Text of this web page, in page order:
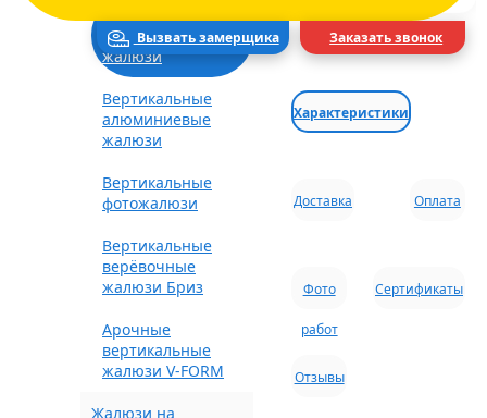
Вызвать замерщика Заказать звонок
мультифактурные
жалюзи
Вертикальные
алюминиевые
жалюзи
Вертикальные
фотожалюзи
Вертикальные
верёвочные
жалюзи Бриз
Арочные
вертикальные
жалюзи V-FORM
Жалюзи на
Характеристики
Доставка Оплата
Фото
работ
Сертификаты
Отзывы